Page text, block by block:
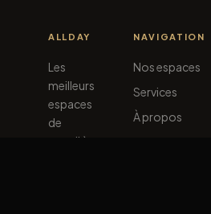
ALLDAY
Les
meilleurs
espaces
de
travail à
NAVIGATION
Nos espaces
Services
À propos